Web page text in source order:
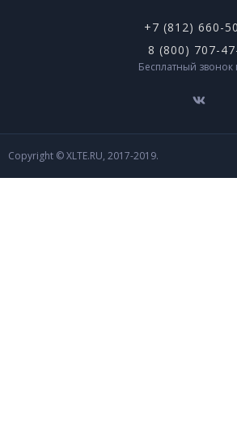
+7 (812) 660-
8 (800) 707-
Бесплатный
Copyright © XLTE.RU, 2017-2019.